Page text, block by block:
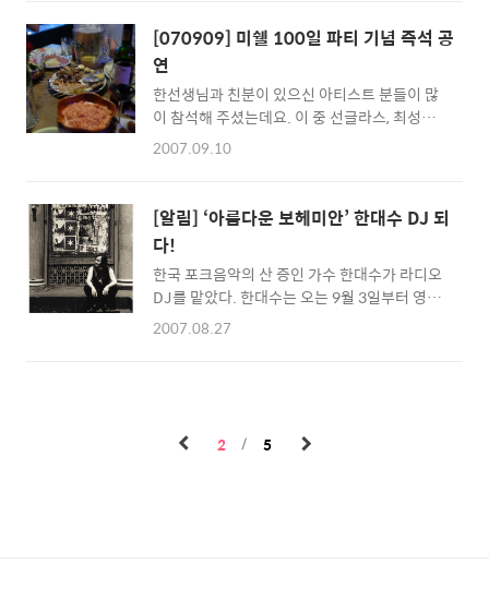
MBC 수목미니시리즈 “돌아온 일지매” 의 OST
를 지휘한 그룹 H2O 가 이번 OST에 참여한 가
수들과 함께 공연을 갖는다. 오랜 공백기간을 깨
고 활동을 개시한 H2O는 원년멤버 김준원(보
컬)을 중심으로 2004년 출시 된 “BOILING
POINT” 앨범부터 함께한 김영진(베이스), 타미
드, 3호선 버터플라이 등의 밴드 활동을 했던 박
현준(기타)이 다..
[070909] 미쉘 100일 파티 기념 즉석 공
연
한선생님과 친분이 있으신 아티스트 분들이 많
이 참석해 주셨는데요. 이 중 선글라스, 최성원,
잭리, 김도균, 하찌, 어쿠스틱(?. 최성원님의 아
라면 끝까지 놀다 갔을텐데... 아쉬웠지만, 정언
이 때문에 일찍 자리를 떴습니다.
2007.09.10
[알림] ‘아름다운 보헤미안’ 한대수 DJ 되
다!
한국 포크음악의 산 증인 가수 한대수가 라디오
DJ를 맡았다. 한대수는 오는 9월 3일부터 영어
방송 채널인 아리랑 라디오(팀장:윤혜영, 지상
등으로 유명한 한대수는 그동안 ‘Golden
Goodies’에서 Hanh Dae Soo's Pop World
2007.08.27
2 5